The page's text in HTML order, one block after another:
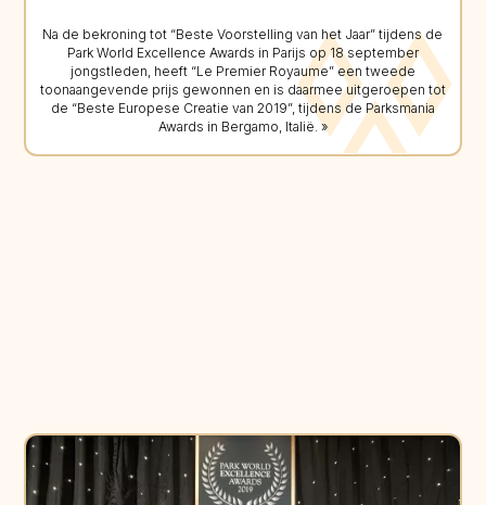
Na de bekroning tot “Beste Voorstelling van het Jaar” tijdens de
Park World Excellence Awards in Parijs op 18 september
jongstleden, heeft “Le Premier Royaume” een tweede
toonaangevende prijs gewonnen en is daarmee uitgeroepen tot
de “Beste Europese Creatie van 2019”, tijdens de Parksmania
Awards in Bergamo, Italië. »